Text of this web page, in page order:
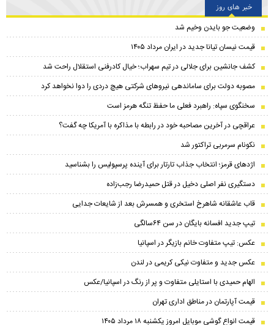
خبر های روز
وضعیت جو بایدن وخیم شد
قیمت نیسان تیانا جدید در ایران مرداد ۱۴۰۵
کشف جانشین برای جلالی در تیم سهراب؛ خیال کادرفنی استقلال راحت شد
مصوبه دولت برای ساماندهی نیروهای شرکتی هیچ دردی را دوا نخواهد کرد
سخنگوی سپاه: راهبرد فعلی ما حفظ تنگه هرمز است
عراقچی در آخرین مصاحبه خود در رابطه با مذاکره با آمریکا چه گفت؟
نکونام سرمربی تراکتور شد
اژدهای قرمز؛ انتخاب جذاب تارتار برای آینده پرسپولیس را بشناسید
دستگیری نفر اصلی دخیل در قتل حمیدرضا رجب‌زاده
قاب عاشقانه شاهرخ استخری و همسرش بعد از شایعات جدایی
تیپ جدید افسانه بایگان در سن ۶۴سالگی
عکس: تیپ متفاوت خانم بازیگر در اسپانیا
عکس جدید و متفاوت نیکی کریمی در لندن
الهام حمیدی با استایلی متفاوت و پر از رنگ در اسپانیا/عکس
قیمت آپارتمان در مناطق اداری تهران
قیمت انواع گوشی موبایل امروز یکشنبه ۱۸ مرداد ۱۴۰۵